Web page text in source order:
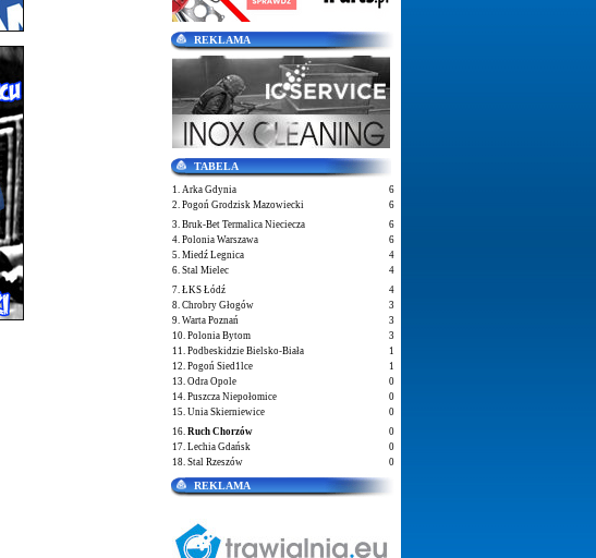
REKLAMA
TABELA
1. Arka Gdynia
6
2. Pogoń Grodzisk Mazowiecki
6
3. Bruk-Bet Termalica Nieciecza
6
4. Polonia Warszawa
6
5. Miedź Legnica
4
6. Stal Mielec
4
7. ŁKS Łódź
4
8. Chrobry Głogów
3
9. Warta Poznań
3
10. Polonia Bytom
3
11. Podbeskidzie Bielsko-Biała
1
12. Pogoń Sied1lce
1
13. Odra Opole
0
14. Puszcza Niepołomice
0
15. Unia Skierniewice
0
16. Ruch Chorzów
0
17. Lechia Gdańsk
0
18. Stal Rzeszów
0
REKLAMA